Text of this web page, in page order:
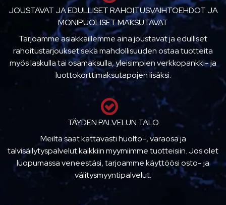
JOUSTAVAT JA EDULLISET RAHOITUSVAIHTOEHDOT JA
MONIPUOLISET MAKSUTAVAT
Tarjoamme asiakkaillemme aina joustavat ja edulliset
rahoitustarjoukset sekä mahdollisuuden ostaa tuotteita
myös laskulla tai osamaksulla, yleisimpien verkkopankki- ja
luottokorttimaksutapojen lisäksi.
TÄYDEN PALVELUN TALO
Meiltä saat kattavasti huolto-, varaosa ja
talvisäilytyspalvelut kaikkiin myymiimme tuotteisiin. Jos olet
luopumassa veneestäsi, tarjoamme käyttöösi osto- ja
välitysmyyntipalvelut.